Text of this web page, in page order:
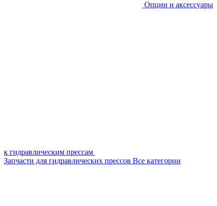
Опции и аксессуары
к гидравлическим прессам
Запчасти для гидравлических прессов Все категории